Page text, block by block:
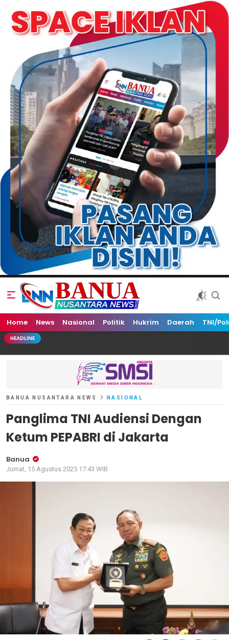
Banua Nusantara News
Home News Nasional Politik Hukrim Daerah TNI/
HEADLINE
BANUA NUSANTARA NEWS NASIONAL
Panglima TNI Audiensi Dengan
Ketum PEPABRI di Jakarta
Banua
Jumat, 15 Agustus 2025 17:43 WIB